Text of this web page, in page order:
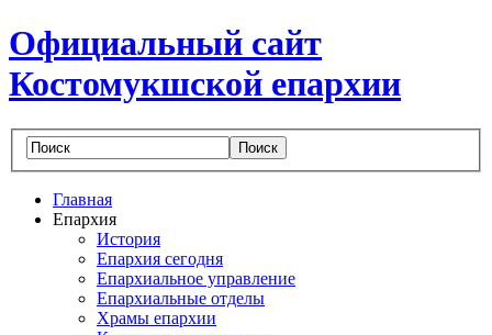
Официальный сайт
Костомукшской епархии
Главная
Епархия
История
Епархия сегодня
Епархиальное управление
Епархиальные отделы
Храмы епархии